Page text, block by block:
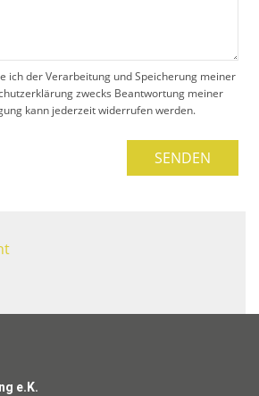
ich der Verarbeitung und Speicherung meiner
zwecks Beantwortung meiner
kann jederzeit widerrufen werden.
SENDEN
e.K.